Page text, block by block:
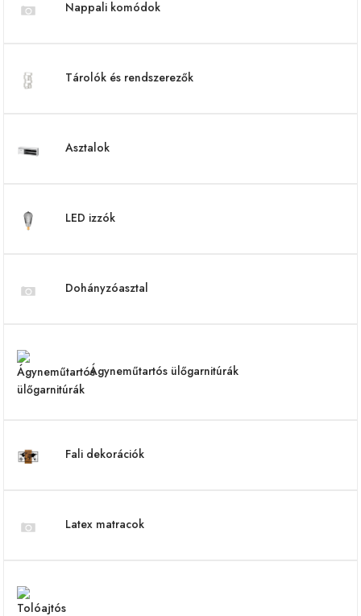
Nappali komódok
Tárolók és rendszerezők
Asztalok
LED izzók
Dohányzóasztal
Ágyneműtartós ülőgarnitúrák
Fali dekorációk
Latex matracok